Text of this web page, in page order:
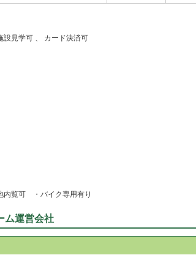
設見学可 、 カード決済可
覧可 ・バイク専用有り
ム運営会社